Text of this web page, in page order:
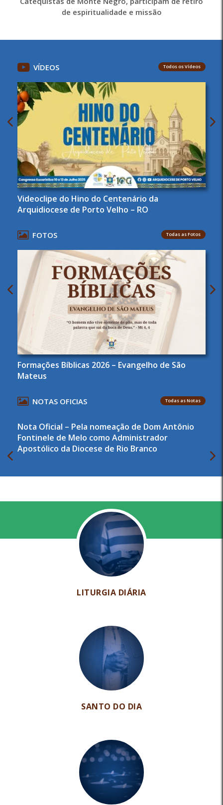
de espiritualidade e missão
VÍDEOS Todos os Vídeos
Videoclipe do Hino do Centenário da
Arquidiocese de Porto Velho – RO
FOTOS Todas as Fotos
Formações Bíblicas 2026 – Evangelho de São
Mateus
NOTAS OFICIAS Todas as Notas
Nota Oficial – Pela nomeação de Dom Antônio
Fontinele de Melo como Administrador
Apostólico da Diocese de Rio Branco
LITURGIA DIÁRIA
SANTO DO DIA